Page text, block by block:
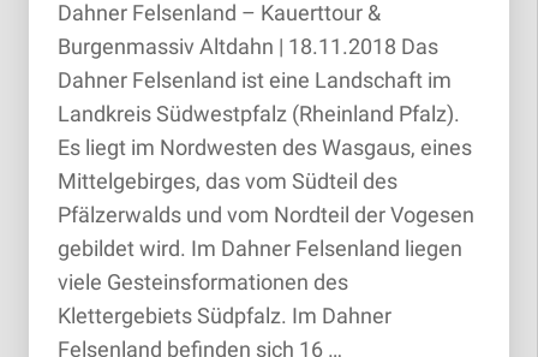
Dahner Felsenland – Kauerttour &
Burgenmassiv Altdahn | 18.11.2018 Das
Dahner Felsenland ist eine Landschaft im
Landkreis Südwestpfalz (Rheinland­ Pfalz).
Es liegt im Nordwesten des Wasgaus, eines
Mittelgebirges, das vom Südteil des
Pfälzerwalds und vom Nordteil der Vogesen
gebildet wird. Im Dahner Felsenland liegen
viele Gesteinsformationen des
Klettergebiets Südpfalz. Im Dahner
Felsenland befinden sich 16 …